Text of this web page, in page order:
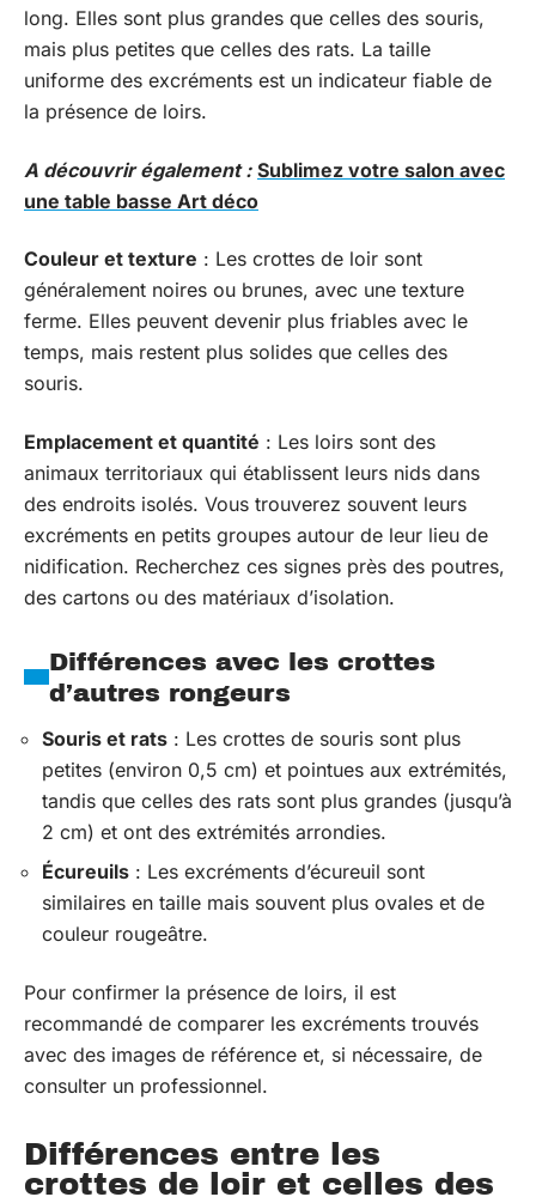
long. Elles sont plus grandes que celles des souris,
mais plus petites que celles des rats. La taille
uniforme des excréments est un indicateur fiable de
la présence de loirs.
A découvrir également : Sublimez votre salon avec
une table basse Art déco
Couleur et texture : Les crottes de loir sont
généralement noires ou brunes, avec une texture
ferme. Elles peuvent devenir plus friables avec le
temps, mais restent plus solides que celles des
souris.
Emplacement et quantité : Les loirs sont des
animaux territoriaux qui établissent leurs nids dans
des endroits isolés. Vous trouverez souvent leurs
excréments en petits groupes autour de leur lieu de
nidification. Recherchez ces signes près des poutres,
des cartons ou des matériaux d’isolation.
Différences avec les crottes
d’autres rongeurs
Souris et rats : Les crottes de souris sont plus
petites (environ 0,5 cm) et pointues aux extrémités,
tandis que celles des rats sont plus grandes (jusqu’à
2 cm) et ont des extrémités arrondies.
Écureuils : Les excréments d’écureuil sont
similaires en taille mais souvent plus ovales et de
couleur rougeâtre.
Pour confirmer la présence de loirs, il est
recommandé de comparer les excréments trouvés
avec des images de référence et, si nécessaire, de
consulter un professionnel.
Différences entre les
crottes de loir et celles des